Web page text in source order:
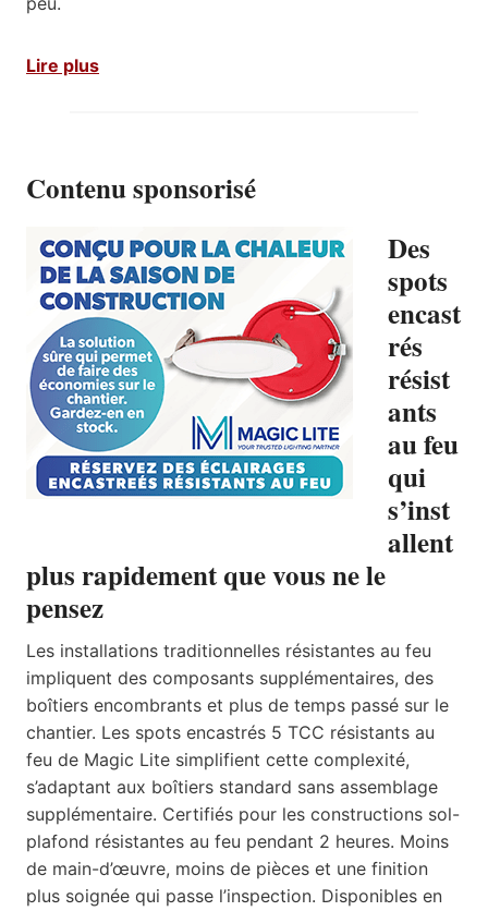
Lire plus
Contenu sponsorisé
Des
spots
encast
rés
résist
ants
au feu
qui
s’inst
allent
plus rapidement que vous ne le
pensez
Les installations traditionnelles résistantes au feu
impliquent des composants supplémentaires, des
boîtiers encombrants et plus de temps passé sur le
chantier. Les spots encastrés 5 TCC résistants au
feu de Magic Lite simplifient cette complexité,
s’adaptant aux boîtiers standard sans assemblage
supplémentaire. Certifiés pour les constructions sol-
plafond résistantes au feu pendant 2 heures. Moins
de main-d’œuvre, moins de pièces et une finition
plus soignée qui passe l’inspection. Disponibles en